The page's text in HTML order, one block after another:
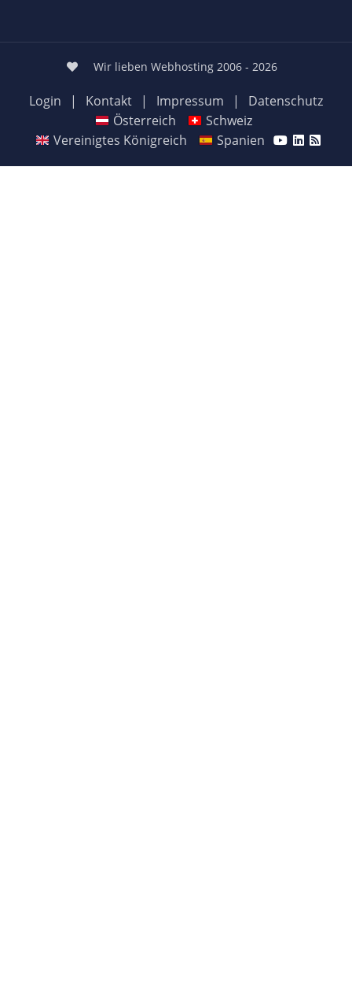
Wir lieben Webhosting 2006 - 2026
Login | Kontakt | Impressum |
Datenschutz
Österreich
Schweiz
Vereinigtes Königreich
Spanien